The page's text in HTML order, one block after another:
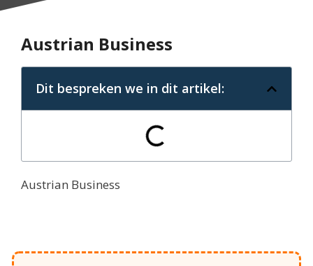
Austrian Business
Dit bespreken we in dit artikel:
Austrian Business